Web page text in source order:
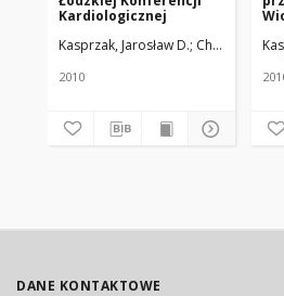
Kardiologicznej
Kasprzak, Jarosław D.; Chrzanowski,
2010
DANE KONTAKTOWE